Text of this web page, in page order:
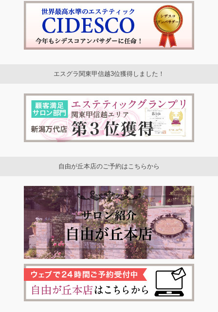
エスグラ関東甲信越3位獲得しました！
自由が丘本店のご予約はこちらから